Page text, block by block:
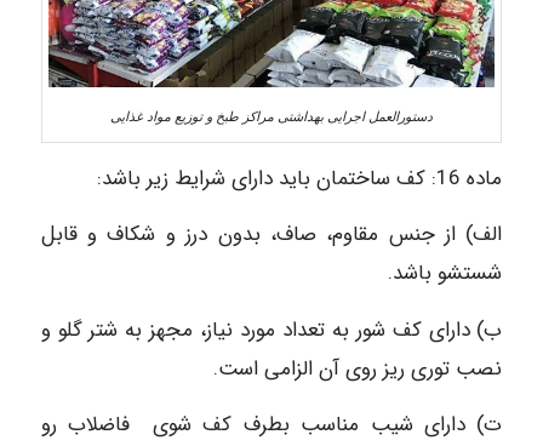
دستورالعمل اجرایی بهداشتی مراکز طبخ و توزیع مواد غذایی
ماده 16: کف ساختمان باید دارای شرایط زیر باشد:
الف) از جنس مقاوم، صاف، بدون درز و شکاف و قابل
شستشو باشد.
ب) دارای کف شور به تعداد مورد نیاز، مجهز به شتر گلو و
نصب توری ریز روی آن الزامی است.
ت) دارای شیب مناسب بطرف کف شوی فاضلاب رو